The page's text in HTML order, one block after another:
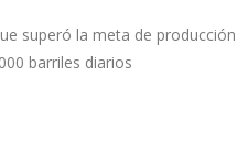
superó la meta de producción
barriles diarios